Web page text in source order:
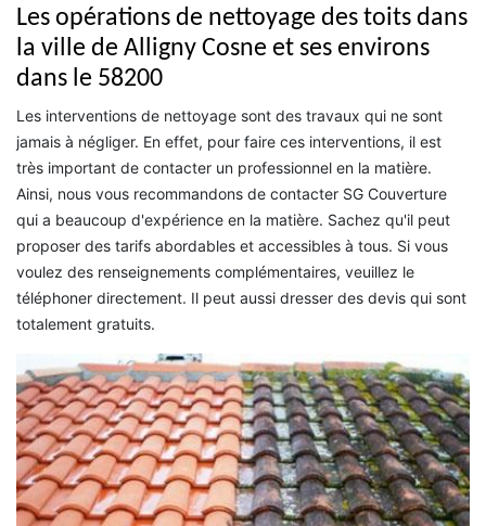
Les opérations de nettoyage des toits dans
la ville de Alligny Cosne et ses environs
dans le 58200
Les interventions de nettoyage sont des travaux qui ne sont
jamais à négliger. En effet, pour faire ces interventions, il est
très important de contacter un professionnel en la matière.
Ainsi, nous vous recommandons de contacter SG Couverture
qui a beaucoup d'expérience en la matière. Sachez qu'il peut
proposer des tarifs abordables et accessibles à tous. Si vous
voulez des renseignements complémentaires, veuillez le
téléphoner directement. Il peut aussi dresser des devis qui sont
totalement gratuits.